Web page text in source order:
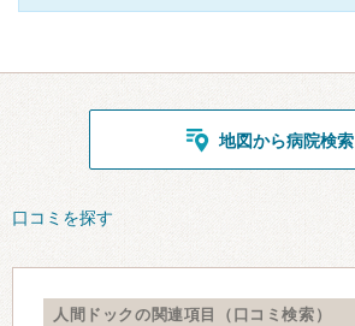
地図から病院検索
口コミを探す
人間ドックの関連項目（口コミ検索）